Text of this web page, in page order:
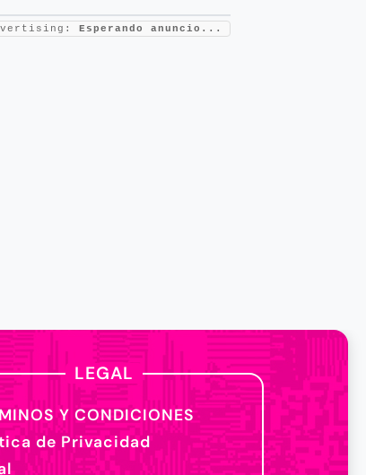
Esperando anuncio...
LEGAL
Y CONDICIONES
de Privacidad